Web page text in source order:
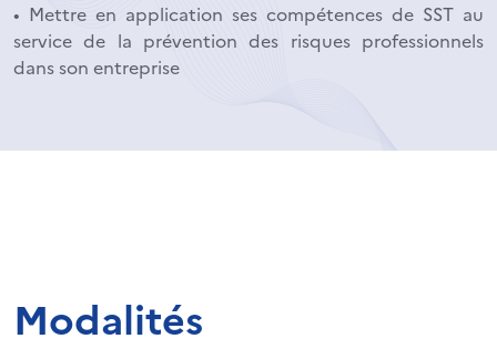
• Mettre en application ses compétences de SST au
service de la prévention des risques professionnels
dans son entreprise
Modalités